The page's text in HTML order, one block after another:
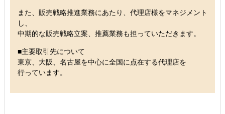
また、販売戦略推進業務にあたり、代理店様をマネジメント
し、
中期的な販売戦略立案、推薦業務も担っていただきます。
■主要取引先について
東京、大阪、名古屋を中心に全国に点在する代理店を
行っています。